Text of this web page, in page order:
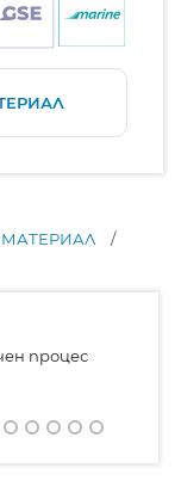
МАТЕРИАЛ
/
процес